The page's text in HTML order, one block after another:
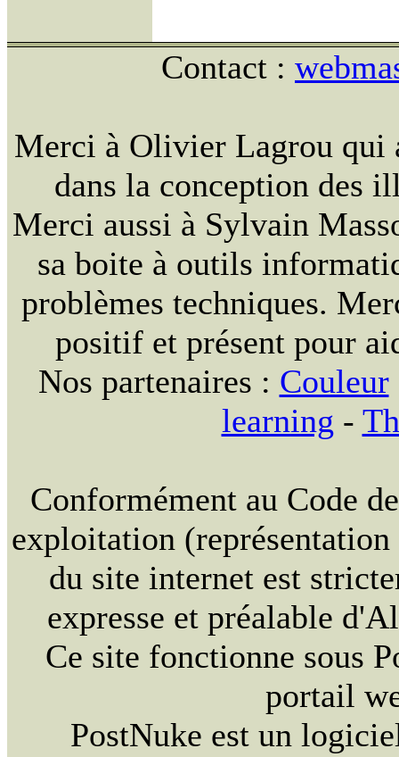
Contact :
Merci à Olivier Lagrou qui
dans la conception des
Merci aussi à Sylvain
sa boite à outils
problèmes techniques.
positif et présent pour
Nos partenaires : Couleur
learning -
Conformément au Code
exploitation
du site internet est
expresse et préalable
Ce site fonctionne sous
portail
PostNuke est un